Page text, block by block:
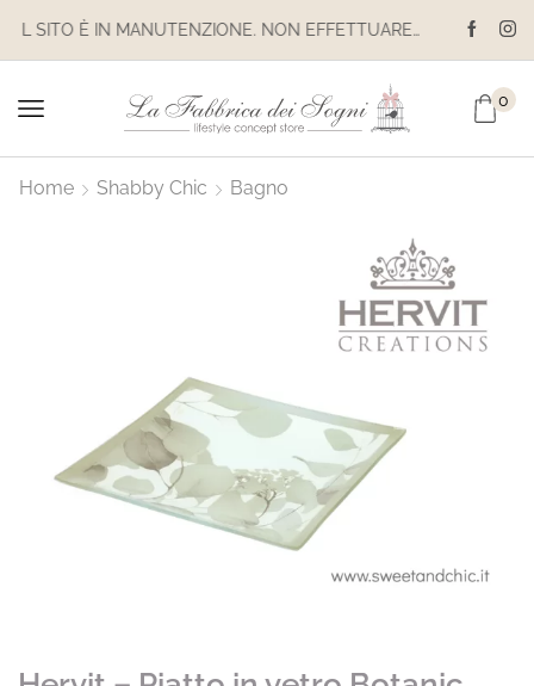
IL SITO È IN MANUTENZIONE. NON EFFETTUARE ACQUISTI. LE SPEDIZIONI SONO SOSPESE
0
Home Shabby Chic Bagno